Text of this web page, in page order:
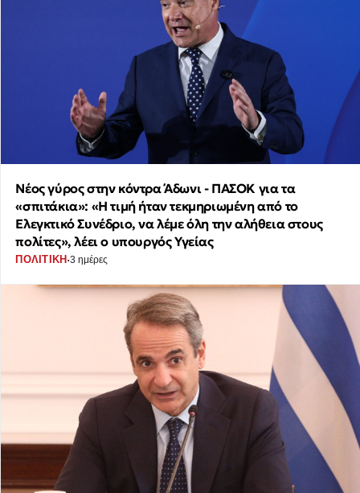
Νέος γύρος στην κόντρα Άδωνι - ΠΑΣΟΚ για τα
«σπιτάκια»: «Η τιμή ήταν τεκμηριωμένη από το
Ελεγκτικό Συνέδριο, να λέμε όλη την αλήθεια στους
πολίτες», λέει ο υπουργός Υγείας
ΠΟΛΙΤΙΚΗ ·3 ημέρες